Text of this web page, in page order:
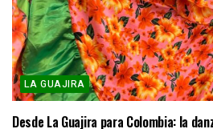
LA GUAJIRA
Desde La Guajira para Colombia: la